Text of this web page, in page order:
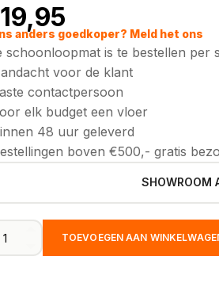
anders goedkoper? Meld het ons
schoonloopmat is te bestellen per
voor de klant
contactpersoon
elk budget een vloer
48 uur geleverd
boven €500,- gratis
SHOWROOM
TOEVOEGEN AAN